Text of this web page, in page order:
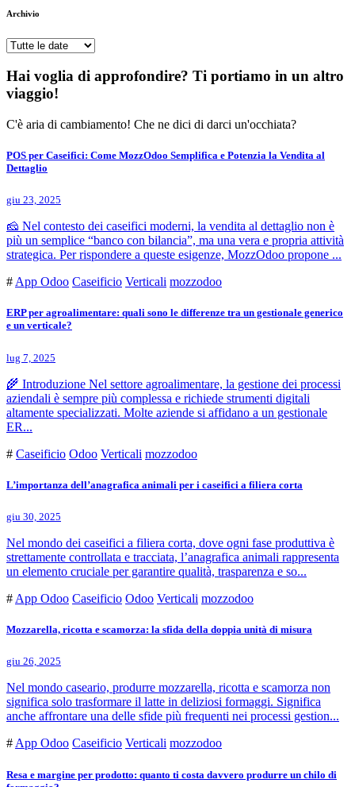
Archivio
Hai voglia di approfondire? Ti portiamo in un altro
viaggio!
C'è aria di cambiamento! Che ne dici di darci un'occhiata?
POS per Caseifici: Come MozzOdoo Semplifica e Potenzia la Vendita al
Dettaglio
giu 23, 2025
🧀 Nel contesto dei caseifici moderni, la vendita al dettaglio non è
più un semplice “banco con bilancia”, ma una vera e propria attività
strategica. Per rispondere a queste esigenze, MozzOdoo propone ...
# App Odoo Caseificio Verticali mozzodoo
ERP per agroalimentare: quali sono le differenze tra un gestionale generico
e un verticale?
lug 7, 2025
🌾 Introduzione Nel settore agroalimentare, la gestione dei processi
aziendali è sempre più complessa e richiede strumenti digitali
altamente specializzati. Molte aziende si affidano a un gestionale
ER...
# Caseificio Odoo Verticali mozzodoo
L’importanza dell’anagrafica animali per i caseifici a filiera corta
giu 30, 2025
Nel mondo dei caseifici a filiera corta, dove ogni fase produttiva è
strettamente controllata e tracciata, l’anagrafica animali rappresenta
un elemento cruciale per garantire qualità, trasparenza e so...
# App Odoo Caseificio Odoo Verticali mozzodoo
Mozzarella, ricotta e scamorza: la sfida della doppia unità di misura
giu 26, 2025
Nel mondo caseario, produrre mozzarella, ricotta e scamorza non
significa solo trasformare il latte in deliziosi formaggi. Significa
anche affrontare una delle sfide più frequenti nei processi gestion...
# App Odoo Caseificio Verticali mozzodoo
Resa e margine per prodotto: quanto ti costa davvero produrre un chilo di